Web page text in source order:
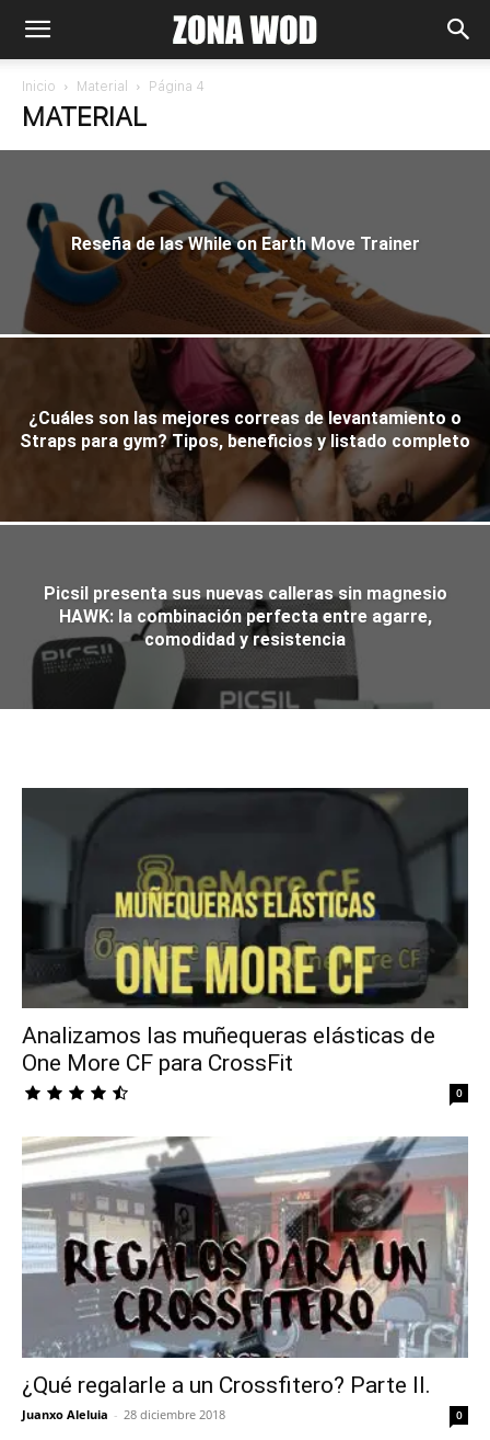
Inicio Material Página 4
MATERIAL
Reseña de las While on Earth Move Trainer
¿Cuáles son las mejores correas de levantamiento o
Straps para gym? Tipos, beneficios y listado completo
Picsil presenta sus nuevas calleras sin magnesio
HAWK: la combinación perfecta entre agarre,
comodidad y resistencia
Analizamos las muñequeras elásticas de
One More CF para CrossFit
0
¿Qué regalarle a un Crossfitero? Parte II.
Juanxo Aleluia - 28 diciembre 2018 0